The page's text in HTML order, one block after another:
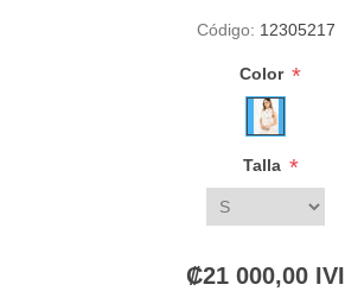
Código: 12305217
Color *
Talla *
₡21 000,00 IVI